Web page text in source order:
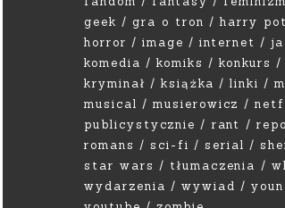
geek
gra o tron harry
horror
image internet
komedia
komiks konkurs
kryminał
książka linki
musical
musierowicz
publicystycznie
rant
romans
sci-fi serial
star wars
tłumaczenia
wydarzenia
wywiad